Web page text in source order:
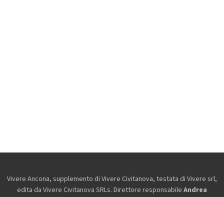
Vivere Ancona, supplemento di Vivere Civitanova, testata di Vivere srl,
edita da Vivere Civitanova SRLs. Direttore responsabile Andrea